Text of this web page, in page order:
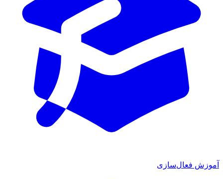
آموزش فعال‌سازی